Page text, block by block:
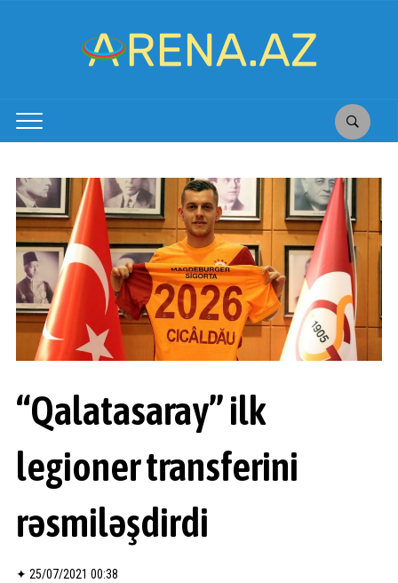
“Qalatasaray” ilk
legioner transferini
rəsmiləşdirdi
✦ 25/07/2021 00:38